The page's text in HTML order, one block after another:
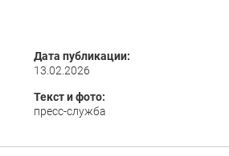
Дата публикации:
13.02.2026
Текст и фото:
пресс-служба